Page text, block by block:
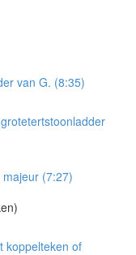
van G. (8:35)
(7:27)
koppelteken of